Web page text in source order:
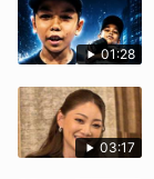
01:28
03:17